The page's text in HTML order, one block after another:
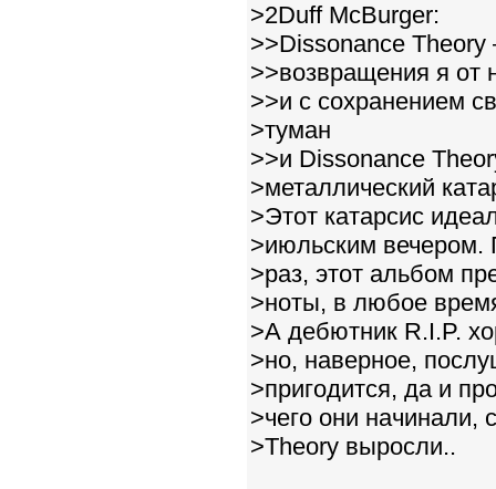
>2Duff McBurger:
>>Dissonance
>>возвращения я от
>>и с сохранением
>туман
>>и Dissonance
>металлический
>Этот катарсис
>июльским
>раз, этот альбом
>ноты, в любое
>А дебютник R.I.P.
>но, наверное,
>пригодится, да и
>чего они начинали,
>Theory выросли..